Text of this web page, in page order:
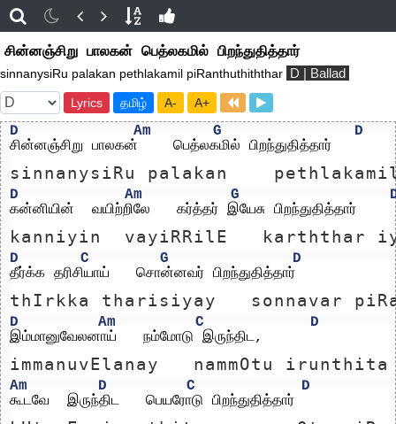
சின்னஞ்சிறு பாலகன் பெத்லகமில் பிறந்துதித்தார்
sinnanysiRu palakan pethlakamil piRanthuthiththar D | Ballad
Lyrics தமிழ் A- A+
D Am G
D
சின்னஞ்சிறு பாலகன்    பெத்லகமில் பிறந்துதித்தார்
sinnanysiRu palakan
D Am G
கன்னியின்  வயிற்றிலே   கர்த்தர் இயேசு பிறந்துதித்தார்
kanniyin  vayiRRilE   karththar
D C G
D
தீர்க்க தரிசியாய்   சொன்னவர் பிறந்துதித்தார்
thIrkka tharisiyay   sonnavar
D Am C
D
இம்மானுவேலனாய்   நம்மோடு இருந்திட,
immanuvElanay   nammOtu
Am D C
D
கூடவே  இருந்திட   பெயரோடு பிறந்துதித்தார்